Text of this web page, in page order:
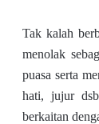
Tak kalah
menolak
puasa serta
hati, jujur
berkaitan